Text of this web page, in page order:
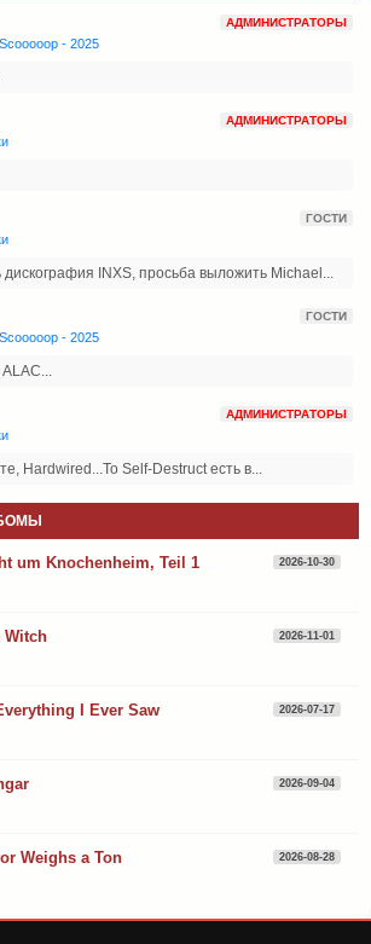
АДМИНИСТРАТОРЫ
- 2025
АДМИНИСТРАТОРЫ
ГОСТИ
дискография INXS, просьба выложить Michael...
ГОСТИ
- 2025
АДМИНИСТРАТОРЫ
Hardwired...To Self-Destruct есть в...
um Knochenheim, Teil 1 2026-10-30
Witch 2026-11-01
I Ever Saw 2026-07-17
2026-09-04
Weighs a Ton 2026-08-28